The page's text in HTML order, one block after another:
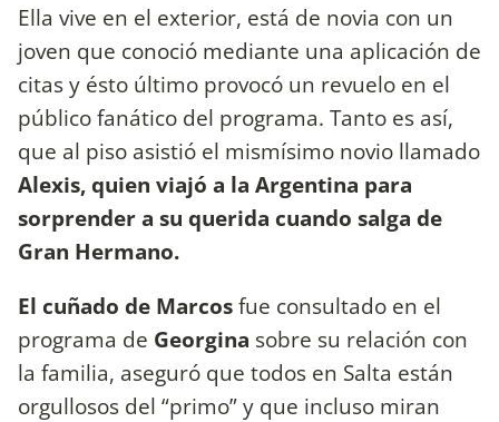
Ella vive en el exterior, está de novia con un
joven que conoció mediante una aplicación de
citas y ésto último provocó un revuelo en el
público fanático del programa. Tanto es así,
que al piso asistió el mismísimo novio llamado
Alexis, quien viajó a la Argentina para
sorprender a su querida cuando salga de
Gran Hermano.
El cuñado de Marcosfue consultado en el
programa de Georgina sobre su relación con
la familia, aseguró que todos en Salta están
orgullosos del “primo” y que incluso miran